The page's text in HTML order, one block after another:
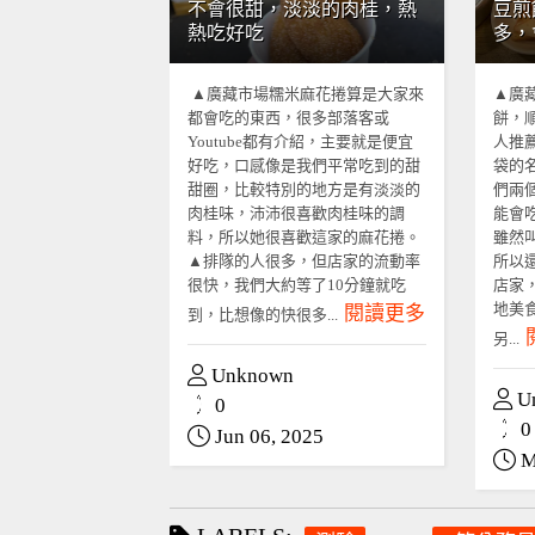
不會很甜，淡淡的肉桂，熱
熱吃好吃
▲廣藏市場糯米麻花捲算是大家來
都會吃的東西，很多部落客或
Youtube都有介紹，主要就是便宜
好吃，口感像是我們平常吃到的甜
甜圈，比較特別的地方是有淡淡的
肉桂味，沛沛很喜歡肉桂味的調
料，所以她很喜歡這家的麻花捲。
▲排隊的人很多，但店家的流動率
很快，我們大約等了10分鐘就吃
到，比想像的快很多...
閱讀更多
Unknown
0
Jun 06, 2025
豆
多
▲廣
餅，
人推
袋的
們兩
能會
雖然
所以
店家
地美
另...
0